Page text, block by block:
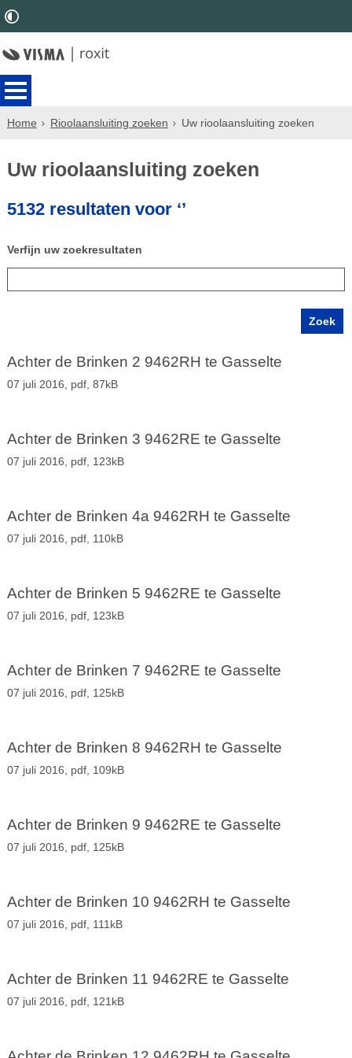
Home Rioolaansluiting zoeken Uw rioolaansluiting zoeken
Uw rioolaansluiting zoeken
5132 resultaten voor ‘’
Verfijn uw zoekresultaten
Achter de Brinken 2 9462RH te Gasselte
07 juli 2016, pdf, 87kB
Achter de Brinken 3 9462RE te Gasselte
07 juli 2016, pdf, 123kB
Achter de Brinken 4a 9462RH te Gasselte
07 juli 2016, pdf, 110kB
Achter de Brinken 5 9462RE te Gasselte
07 juli 2016, pdf, 123kB
Achter de Brinken 7 9462RE te Gasselte
07 juli 2016, pdf, 125kB
Achter de Brinken 8 9462RH te Gasselte
07 juli 2016, pdf, 109kB
Achter de Brinken 9 9462RE te Gasselte
07 juli 2016, pdf, 125kB
Achter de Brinken 10 9462RH te Gasselte
07 juli 2016, pdf, 111kB
Achter de Brinken 11 9462RE te Gasselte
07 juli 2016, pdf, 121kB